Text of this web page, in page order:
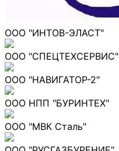
ООО "ИНТОВ-ЭЛАСТ"
ООО "СПЕЦТЕХСЕРВИС"
ООО "НАВИГАТОР-2"
ООО НПП "БУРИНТЕХ"
ООО "МВК Сталь"